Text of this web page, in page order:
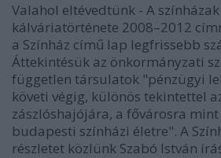
Valahol eltévedtünk - A
kálváriatörténete 2008–2012
a Színház című lap legfrissebb
Áttekintésük az önkormányzati
független társulatok "pénzügyi
követi végig, különös tekintettel
zászlóshajójára, a fővárosra
budapesti színházi életre". A
részletet közlünk Szabó István